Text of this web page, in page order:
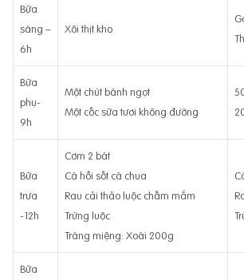
Bữa
sáng –
6h
Xôi thịt kho
Bữa
phụ-
9h
Một chút bánh ngọt
Một cốc sữa tươi không đường
Bữa
trưa
-12h
Cơm 2 bát
Cá hồi sốt cà chua
Rau cải thảo luộc chấm mắm
Trứng luộc
Tráng miệng: Xoài 200g
Bữa